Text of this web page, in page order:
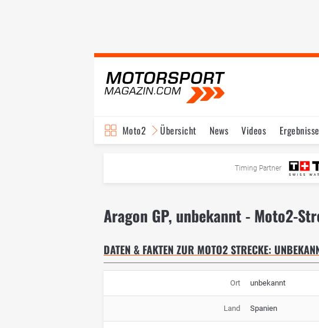
Moto2 Übersicht News Videos Ergebnisse
Timing Partner
Aragon GP, unbekannt - Moto2-
DATEN & FAKTEN ZUR MOTO2 STRECKE:
Ort unbekannt
Land Spanien